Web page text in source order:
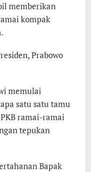
memberikan
kompak
Prabowo
memulai
satu satu tamu
ramai-ramai
tepukan
Bapak